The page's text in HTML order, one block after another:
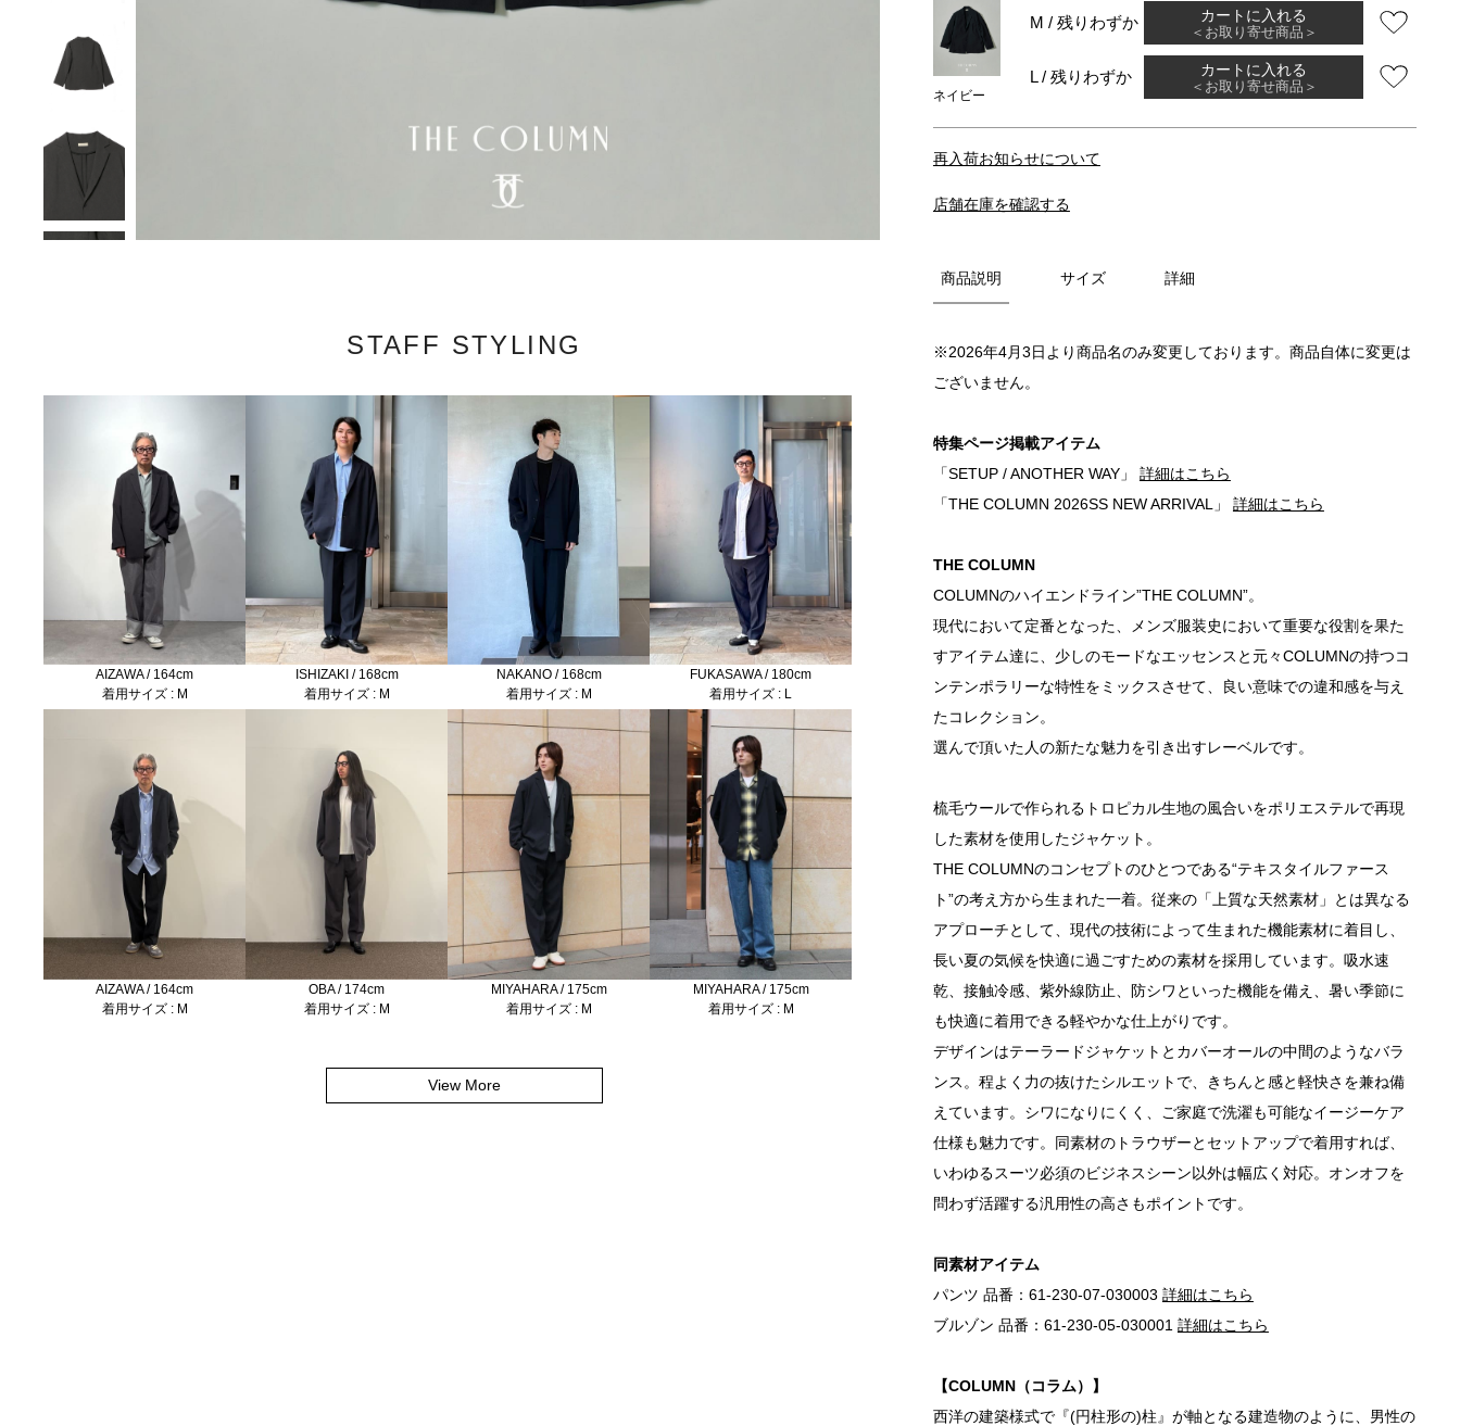
STAFF STYLING
AIZAWA / 164cm
着用サイズ : M
ISHIZAKI / 168cm
着用サイズ : M
NAKANO / 168cm
着用サイズ : M
FUKASAWA / 180cm
着用サイズ : L
AIZAWA / 164cm
着用サイズ : M
OBA / 174cm
着用サイズ : M
MIYAHARA / 175cm
着用サイズ : M
MIYAHARA / 175cm
着用サイズ : M
View More
ネイビー
M / 残りわずか カートに入れる
＜お取り寄せ商品＞
L / 残りわずか カートに入れる
＜お取り寄せ商品＞
再入荷お知らせについて
店舗在庫を確認する
商品説明 サイズ 詳細
※2026年4月3日より商品名のみ変更しております。商品自体に変更は
ございません。
特集ページ掲載アイテム
「SETUP / ANOTHER WAY」 詳細はこちら
「THE COLUMN 2026SS NEW ARRIVAL」 詳細はこちら
THE COLUMN
COLUMNのハイエンドライン”THE COLUMN”。
現代において定番となった、メンズ服装史において重要な役割を果た
すアイテム達に、少しのモードなエッセンスと元々COLUMNの持つコ
ンテンポラリーな特性をミックスさせて、良い意味での違和感を与え
たコレクション。
選んで頂いた人の新たな魅力を引き出すレーベルです。
梳毛ウールで作られるトロピカル生地の風合いをポリエステルで再現
した素材を使用したジャケット。
THE COLUMNのコンセプトのひとつである“テキスタイルファース
ト”の考え方から生まれた一着。従来の「上質な天然素材」とは異なる
アプローチとして、現代の技術によって生まれた機能素材に着目し、
長い夏の気候を快適に過ごすための素材を採用しています。吸水速
乾、接触冷感、紫外線防止、防シワといった機能を備え、暑い季節に
も快適に着用できる軽やかな仕上がりです。
デザインはテーラードジャケットとカバーオールの中間のようなバラ
ンス。程よく力の抜けたシルエットで、きちんと感と軽快さを兼ね備
えています。シワになりにくく、ご家庭で洗濯も可能なイージーケア
仕様も魅力です。同素材のトラウザーとセットアップで着用すれば、
いわゆるスーツ必須のビジネスシーン以外は幅広く対応。オンオフを
問わず活躍する汎用性の高さもポイントです。
同素材アイテム
パンツ 品番：61-230-07-030003 詳細はこちら
ブルゾン 品番：61-230-05-030001 詳細はこちら
【COLUMN（コラム）】
西洋の建築様式で『(円柱形の)柱』が軸となる建造物のように、男性の